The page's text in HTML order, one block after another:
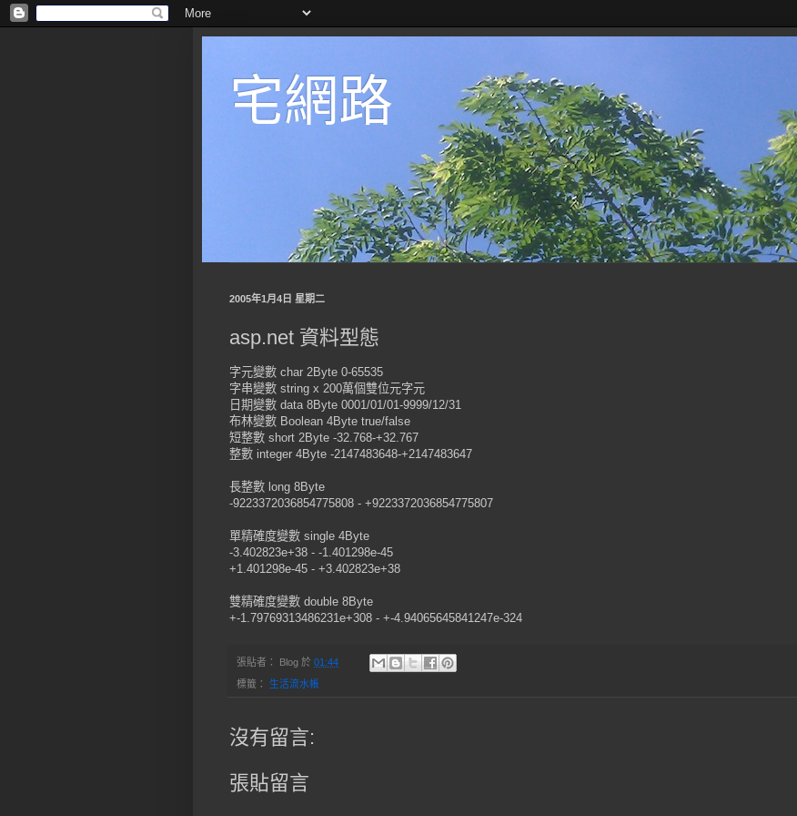
宅網路
2005年1月4日 星期二
asp.net 資料型態
字元變數 char 2Byte 0-65535
字串變數 string x 200萬個雙位元字元
日期變數 data 8Byte 0001/01/01-9999/12/31
布林變數 Boolean 4Byte true/false
短整數 short 2Byte -32.768-+32.767
整數 integer 4Byte -2147483648-+2147483647
長整數 long 8Byte
-9223372036854775808 - +9223372036854775807
單精確度變數 single 4Byte
-3.402823e+38 - -1.401298e-45
+1.401298e-45 - +3.402823e+38
雙精確度變數 double 8Byte
+-1.79769313486231e+308 - +-4.94065645841247e-324
張貼者： Blog 於 01:44
標籤： 生活流水帳
沒有留言:
張貼留言